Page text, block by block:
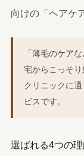
向けの「ヘアケ
「薄毛のケア
宅からこっそり
クリニックに
ビスです。
選ばれる4つの理